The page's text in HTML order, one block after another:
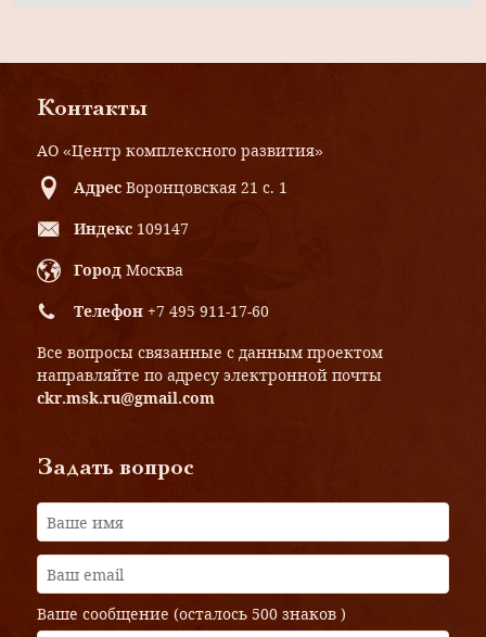
Контакты
АО «Центр комплексного развития»
Адрес Воронцовская 21 с. 1
Индекс 109147
Город Москва
Телефон +7 495 911-17-60
Все вопросы связанные с данным проектом
направляйте по адресу электронной почты
ckr.msk.ru@gmail.com
Задать вопрос
Ваше сообщение (осталось 500 знаков )